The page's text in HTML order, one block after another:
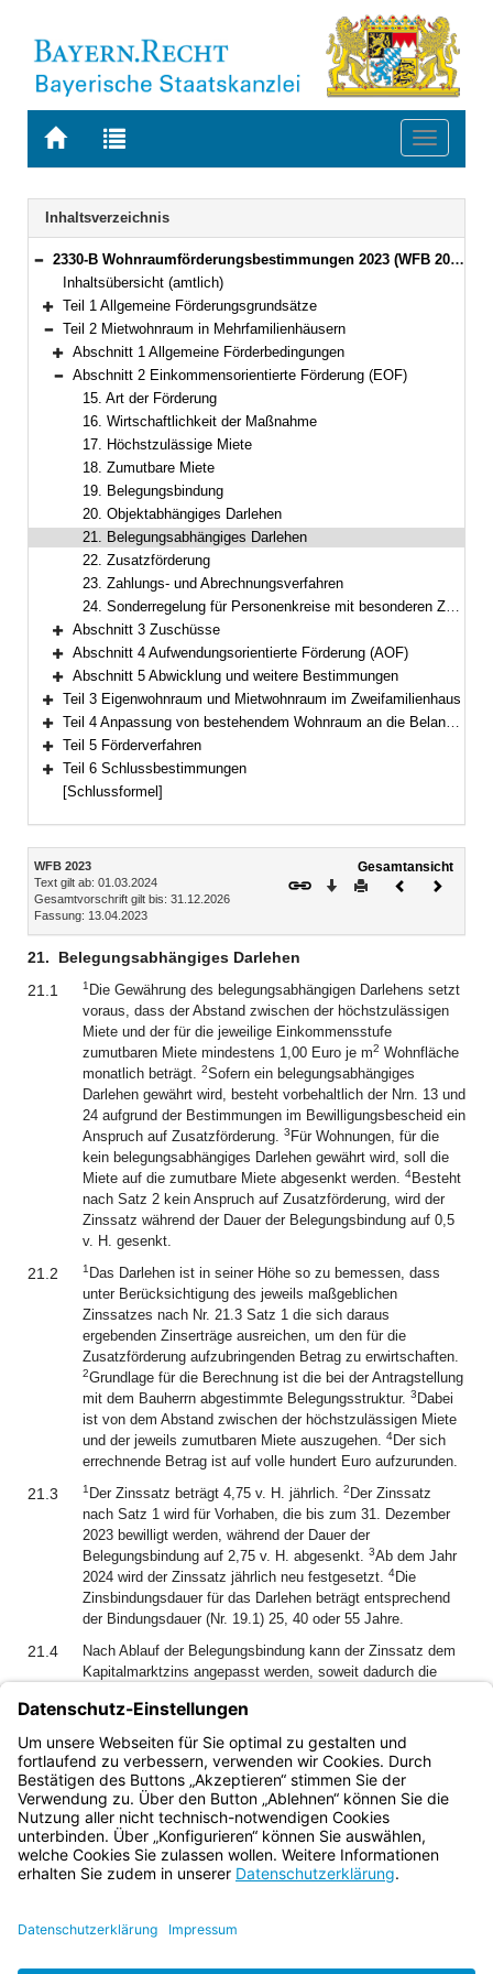
Zur
BAYERN.RECHT
Zur
letzten
Suche
Toggle
Navigation
Inhaltsverzeichnis
Bereich reduzieren
2330-B Wohnraumförderungsbestimmungen 2023 (WFB 2023) Bekanntmachung des Bayerischen Staatsministeriums für Wohnen, Bau und Verkehr vom 13. April 2023, Az. 31-4731.1-2-12 (BayMBl. Nr. 206)
Inhaltsübersicht (amtlich)
Bereich erweitern
Teil 1 Allgemeine Förderungsgrundsätze
Bereich reduzieren
Teil 2 Mietwohnraum in Mehrfamilienhäusern
Bereich erweitern
Abschnitt 1 Allgemeine Förderbedingungen
Bereich reduzieren
Abschnitt 2 Einkommensorientierte Förderung (EOF)
15. Art der Förderung
16. Wirtschaftlichkeit der Maßnahme
17. Höchstzulässige Miete
18. Zumutbare Miete
19. Belegungsbindung
20. Objektabhängiges Darlehen
21. Belegungsabhängiges Darlehen
22. Zusatzförderung
23. Zahlungs- und Abrechnungsverfahren
24. Sonderregelung für Personenkreise mit besonderen Zugangsproblemen zum Wohnungsmarkt
Bereich erweitern
Abschnitt 3 Zuschüsse
Bereich erweitern
Abschnitt 4 Aufwendungsorientierte Förderung (AOF)
Bereich erweitern
Abschnitt 5 Abwicklung und weitere Bestimmungen
Bereich erweitern
Teil 3 Eigenwohnraum und Mietwohnraum im Zweifamilienhaus
Bereich erweitern
Teil 4 Anpassung von bestehendem Wohnraum an die Belange von Menschen mit Behinderung
Bereich erweitern
Teil 5 Förderverfahren
Bereich erweitern
Teil 6 Schlussbestimmungen
[Schlussformel]
Inhalt
WFB 2023
Text gilt ab: 01.03.2024
Gesamtvorschrift gilt bis: 31.12.2026
Fassung: 13.04.2023
Gesamtansicht
Download
DruckenVorheriges
21.
Belegungsabhängiges Darlehen
21.1
1 Die Gewährung des belegungsabhängigen Darlehens setzt
voraus, dass der Abstand zwischen der höchstzulässigen
Miete und der für die jeweilige Einkommensstufe
zumutbaren Miete mindestens 1,00 Euro je m2 Wohnfläche
monatlich beträgt. 2Sofern ein belegungsabhängiges
Darlehen gewährt wird, besteht vorbehaltlich der Nrn. 13 und
24 aufgrund der Bestimmungen im Bewilligungsbescheid ein
Anspruch auf Zusatzförderung. 3 Für Wohnungen, für die
kein belegungsabhängiges Darlehen gewährt wird, soll die
Miete auf die zumutbare Miete abgesenkt werden. 4Besteht
nach Satz 2 kein Anspruch auf Zusatzförderung, wird der
Zinssatz während der Dauer der Belegungsbindung auf 0,5
v. H. gesenkt.
21.2 1 Das Darlehen ist in seiner Höhe so zu bemessen, dass
unter Berücksichtigung des jeweils maßgeblichen
Zinssatzes nach Nr. 21.3 Satz 1 die sich daraus
ergebenden Zinserträge ausreichen, um den für die
Zusatzförderung aufzubringenden Betrag zu erwirtschaften.
2Grundlage für die Berechnung ist die bei der Antragstellung
mit dem Bauherrn abgestimmte Belegungsstruktur. 3 Dabei
ist von dem Abstand zwischen der höchstzulässigen Miete
und der jeweils zumutbaren Miete auszugehen. 4Der sich
errechnende Betrag ist auf volle hundert Euro aufzurunden.
21.3 1 Der Zinssatz beträgt 4,75 v. H. jährlich. 2 Der Zinssatz
nach Satz 1 wird für Vorhaben, die bis zum 31. Dezember
2023 bewilligt werden, während der Dauer der
Belegungsbindung auf 2,75 v. H. abgesenkt. 3Ab dem Jahr
2024 wird der Zinssatz jährlich neu festgesetzt. 4Die
Zinsbindungsdauer für das Darlehen beträgt entsprechend
der Bindungsdauer (Nr. 19.1) 25, 40 oder 55 Jahre.
21.4
Nach Ablauf der Belegungsbindung kann der Zinssatz dem
Kapitalmarktzins angepasst werden, soweit dadurch die
gefährdet wird.
21.5 1Die ersten fünfzehn Jahre sind tilgungsfrei.2Die Tilgung
beträgt 1 v. H. jährlich unter Zuwachs der ersparten Zinsen.
Bayern.de
BayernPortal
Impressum